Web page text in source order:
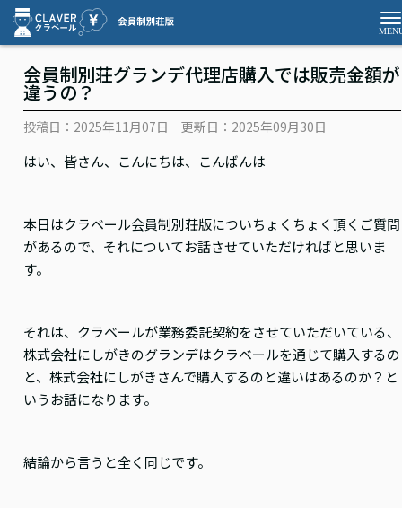
会員制別荘グランデ代理店購入では販売金額が
違うの？
投稿日：2025年11月07日 更新日：2025年09月30日
はい、皆さん、こんにちは、こんばんは
本日はクラベール会員制別荘版についちょくちょく頂くご質問
があるので、それについてお話させていただければと思いま
す。
それは、クラベールが業務委託契約をさせていただいている、
株式会社にしがきのグランデはクラベールを通じて購入するの
と、株式会社にしがきさんで購入するのと違いはあるのか？と
いうお話になります。
結論から言うと全く同じです。